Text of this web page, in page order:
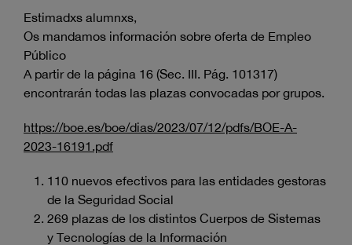
Estimadxs alumnxs,
Os mandamos información sobre oferta de Empleo
Público
A partir de la página 16 (Sec. III. Pág. 101317)
encontrarán todas las plazas convocadas por grupos.
https://boe.es/boe/dias/2023/07/12/pdfs/BOE-A-
2023-16191.pdf
110 nuevos efectivos para las entidades gestoras
de la Seguridad Social
269 plazas de los distintos Cuerpos de Sistemas
y Tecnologías de la Información